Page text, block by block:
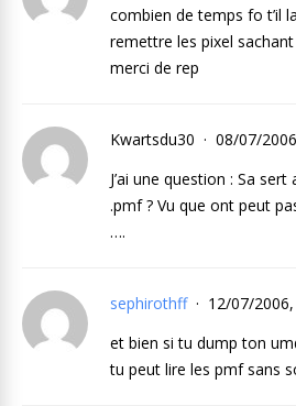
combien de temps fo t’il
remettre les pixel
merci de rep
Kwartsdu30
08/07/
J’ai une question : Sa
.pmf ? Vu que ont peut
….
sephirothff
12/07/
et bien si tu dump ton
tu peut lire les pmf sans